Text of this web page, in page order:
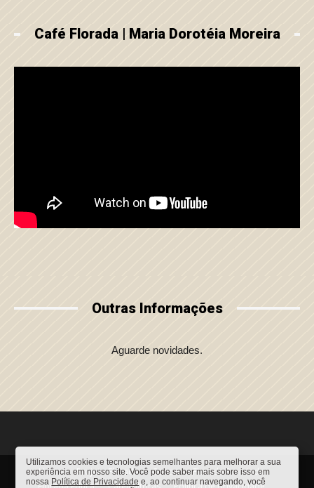
Utilizamos cookies e tecnologias semelhantes para melhorar a sua
experiência em nosso site. Você pode saber mais sobre isso em
nossa Política de Privacidade e, ao continuar navegando, você
Café Florada | Maria Dorotéia Moreira
Outras Informações
Aguarde novidades.
Home Projeto Florada
Concurso Florada Premiada